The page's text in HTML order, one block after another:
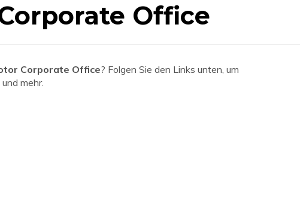
Office
Corporate Office? Folgen Sie den Links unten, um
mehr.